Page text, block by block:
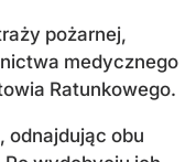
pożarnej,
medycznego
Ratunkowego.
odnajdując obu